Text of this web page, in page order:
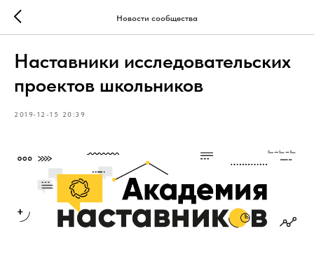
Новости сообщества
Наставники исследовательских
проектов школьников
2019-12-15 20:39